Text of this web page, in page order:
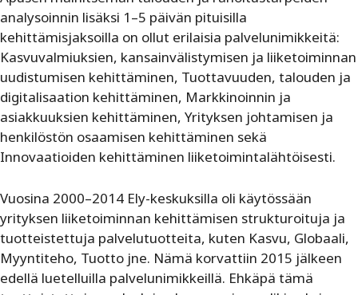
analysoinnin lisäksi 1–5 päivän pituisilla
kehittämisjaksoilla on ollut erilaisia palvelunimikkeitä:
Kasvuvalmiuksien, kansainvälistymisen ja liiketoiminnan
uudistumisen kehittäminen, Tuottavuuden, talouden ja
digitalisaation kehittäminen, Markkinoinnin ja
asiakkuuksien kehittäminen, Yrityksen johtamisen ja
henkilöstön osaamisen kehittäminen sekä
Innovaatioiden kehittäminen liiketoimintalähtöisesti.
Vuosina 2000–2014 Ely-keskuksilla oli käytössään
yrityksen liiketoiminnan kehittämisen strukturoituja ja
tuotteistettuja palvelutuotteita, kuten Kasvu, Globaali,
Myyntiteho, Tuotto jne. Nämä korvattiin 2015 jälkeen
edellä luetelluilla palvelunimikkeillä. Ehkäpä tämä